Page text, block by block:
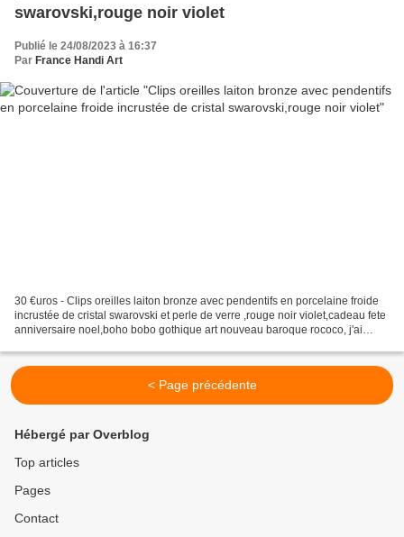
swarovski,rouge noir violet
Publié le 24/08/2023 à 16:37
Par France Handi Art
30 €uros - Clips oreilles laiton bronze avec pendentifs en porcelaine froide
incrustée de cristal swarovski et perle de verre ,rouge noir violet,cadeau fete
anniversaire noel,boho bobo gothique art nouveau baroque rococo, j'ai
< Page précédente
Hébergé par Overblog
Top articles
Pages
Contact